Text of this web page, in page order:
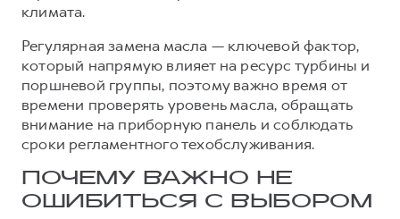
климата.
Регулярная замена масла — ключевой фактор,
который напрямую влияет на ресурс турбины и
поршневой группы, поэтому важно время от
времени проверять уровень масла, обращать
внимание на приборную панель и соблюдать
сроки регламентного техобслуживания.
ПОЧЕМУ ВАЖНО НЕ
ОШИБИТЬСЯ С ВЫБОРОМ